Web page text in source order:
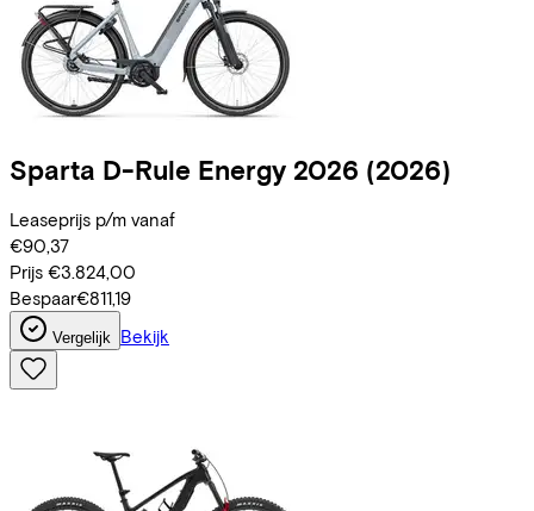
Sparta D-Rule Energy 2026 (2026)
Leaseprijs p/m vanaf
€90,37
Prijs €3.824,00
Bespaar€811,19
Vergelijk Bekijk